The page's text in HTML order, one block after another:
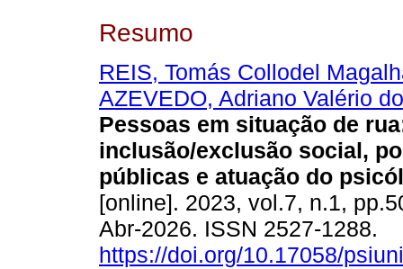
Resumo
REIS, Tomás Collodel
AZEVEDO, Adriano Valério
Pessoas em situação de
inclusão/exclusão social,
públicas e atuação do
[online]. 2023, vol.7, n.1,
Abr-2026. ISSN 2527-1288.
https://doi.org/10.17058/